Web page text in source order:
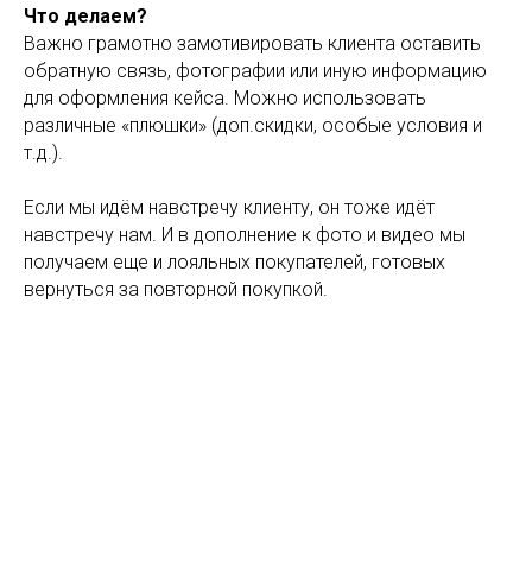
Что делаем?
Важно грамотно замотивировать клиента оставить
обратную связь, фотографии или иную информацию
для оформления кейса. Можно использовать
различные «плюшки» (доп.скидки, особые условия и
т.д.).
Если мы идём навстречу клиенту, он тоже идёт
навстречу нам. И в дополнение к фото и видео мы
получаем еще и лояльных покупателей, готовых
вернуться за повторной покупкой.